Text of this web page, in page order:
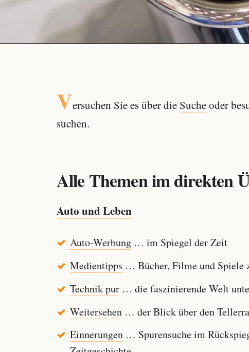
Versuchen Sie es über die Sucheoder
suchen.
Alle Themen im direkten
Auto und Leben
Auto-Werbung… im Spiegel der Zeit
Medientipps … Bücher, Filme und Spiele
Technik pur… die faszinierende Welt
Weitersehen… der Blick über den
Einnerungen… Spurensuche im